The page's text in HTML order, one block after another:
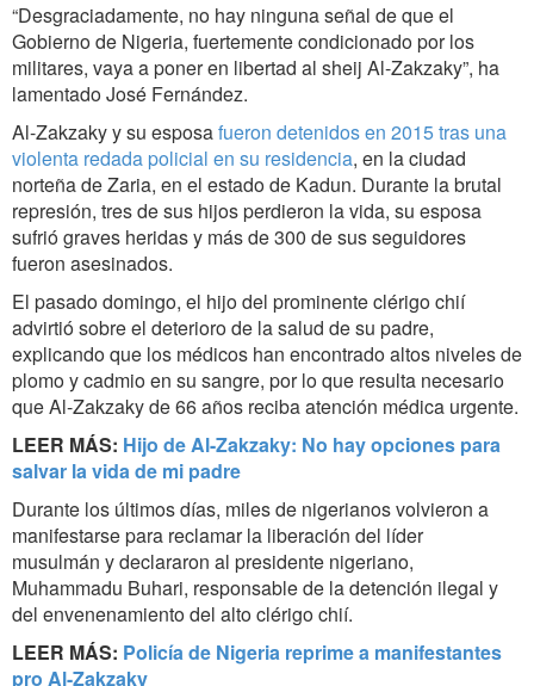
“Desgraciadamente, no hay ninguna señal de que el
Gobierno de Nigeria, fuertemente condicionado por los
militares, vaya a poner en libertad al sheij Al-Zakzaky”, ha
lamentado José Fernández.
Al-Zakzaky y su esposafueron detenidos en 2015 tras una
violenta redada policial en su residencia, en la ciudad
norteña de Zaria, en el estado de Kadun. Durante la brutal
represión, tres de sus hijos perdieron la vida, su esposa
sufrió graves heridas y más de 300 de sus seguidores
fueron asesinados.
El pasado domingo, el hijo del prominente clérigo chií
advirtió sobre el deterioro de la salud de su padre,
explicando que los médicos han encontrado altos niveles de
plomo y cadmio en su sangre, por lo que resulta necesario
que Al-Zakzaky de 66 años reciba atención médica urgente.
LEER MÁS: Hijo de Al-Zakzaky: No hay opciones para
salvar la vida de mi padre
Durante los últimos días, miles de nigerianos volvieron a
manifestarse para reclamar la liberación del líder
musulmán y declararon al presidente nigeriano,
Muhammadu Buhari, responsable de la detención ilegal y
del envenenamiento del alto clérigo chií.
LEER MÁS: Policía de Nigeria reprime a manifestantes
pro Al-Zakzaky